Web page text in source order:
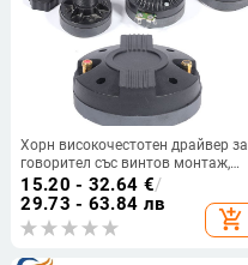
Хорн високочестотен драйвер за
говорител със винтов монтаж,
25‑кор / 34‑кор / 44‑кор за
сценично озвучаване
15.20 - 32.64 €/
29.73 - 63.84 лв
add_shopping_cart